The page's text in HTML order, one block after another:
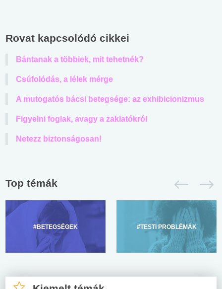
Rovat kapcsolódó cikkei
Bántanak a többiek, mit tehetnék?
Csúfolódás, a lélek mérge
A mutogatós bácsi betegsége: az exhibicionizmus
Figyelni foglak, avagy a zaklatókról
Netezz biztonságosan!
Top témák
#BETEGSÉGEK #TESTI PROBLÉMÁK